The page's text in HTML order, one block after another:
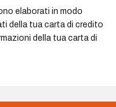
elaborati in modo
della tua carta di credito
della tua carta di